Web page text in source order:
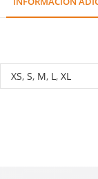
XS, S, M, L, XL